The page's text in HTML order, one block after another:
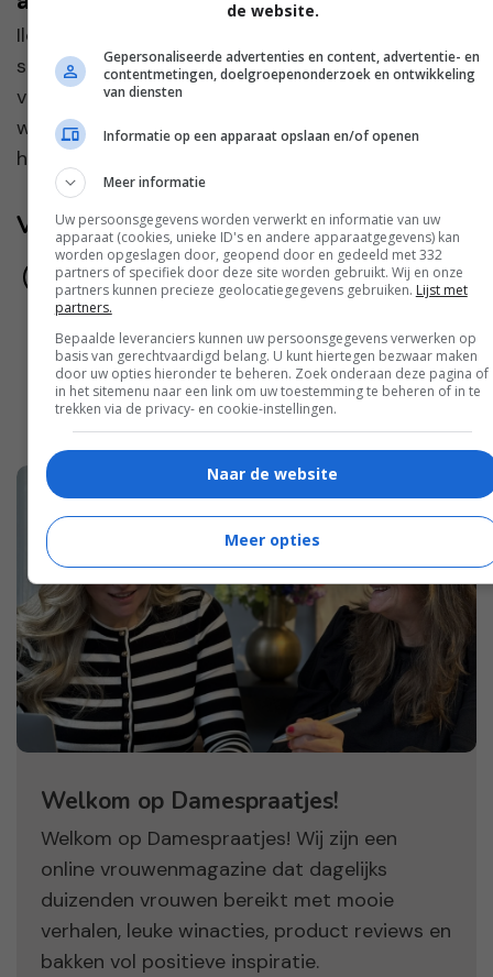
Ilona en Jan ontmoetten elkaar tijdens een
singlesreis. “Ik dacht eerst dat het een
vakantieliefde zou zijn,” zegt Ilona. “Je kent dat
wel, zo’n intense klik voor even, maar daarna gaat
het we...
Volg jij ons al?
Welkom op Damespraatjes!
Welkom op Damespraatjes! Wij zijn een
online vrouwenmagazine dat dagelijks
duizenden vrouwen bereikt met mooie
verhalen, leuke winacties, product reviews en
bakken vol positieve inspiratie.
de website.
Gepersonaliseerde advertenties en content, advertentie- en
contentmetingen, doelgroepenonderzoek en ontwikkeling
van diensten
Informatie op een apparaat opslaan en/of openen
Meer informatie
Uw persoonsgegevens worden verwerkt en informatie van uw
apparaat (cookies, unieke ID's en andere apparaatgegevens) kan
worden opgeslagen door, geopend door en gedeeld met 332
partners of specifiek door deze site worden gebruikt. Wij en onze
partners kunnen precieze geolocatiegegevens gebruiken. Lijst met
partners.
Bepaalde leveranciers kunnen uw persoonsgegevens verwerken op
basis van gerechtvaardigd belang. U kunt hiertegen bezwaar maken
door uw opties hieronder te beheren. Zoek onderaan deze pagina of
in het sitemenu naar een link om uw toestemming te beheren of in te
trekken via de privacy- en cookie-instellingen.
Naar de website
Meer opties